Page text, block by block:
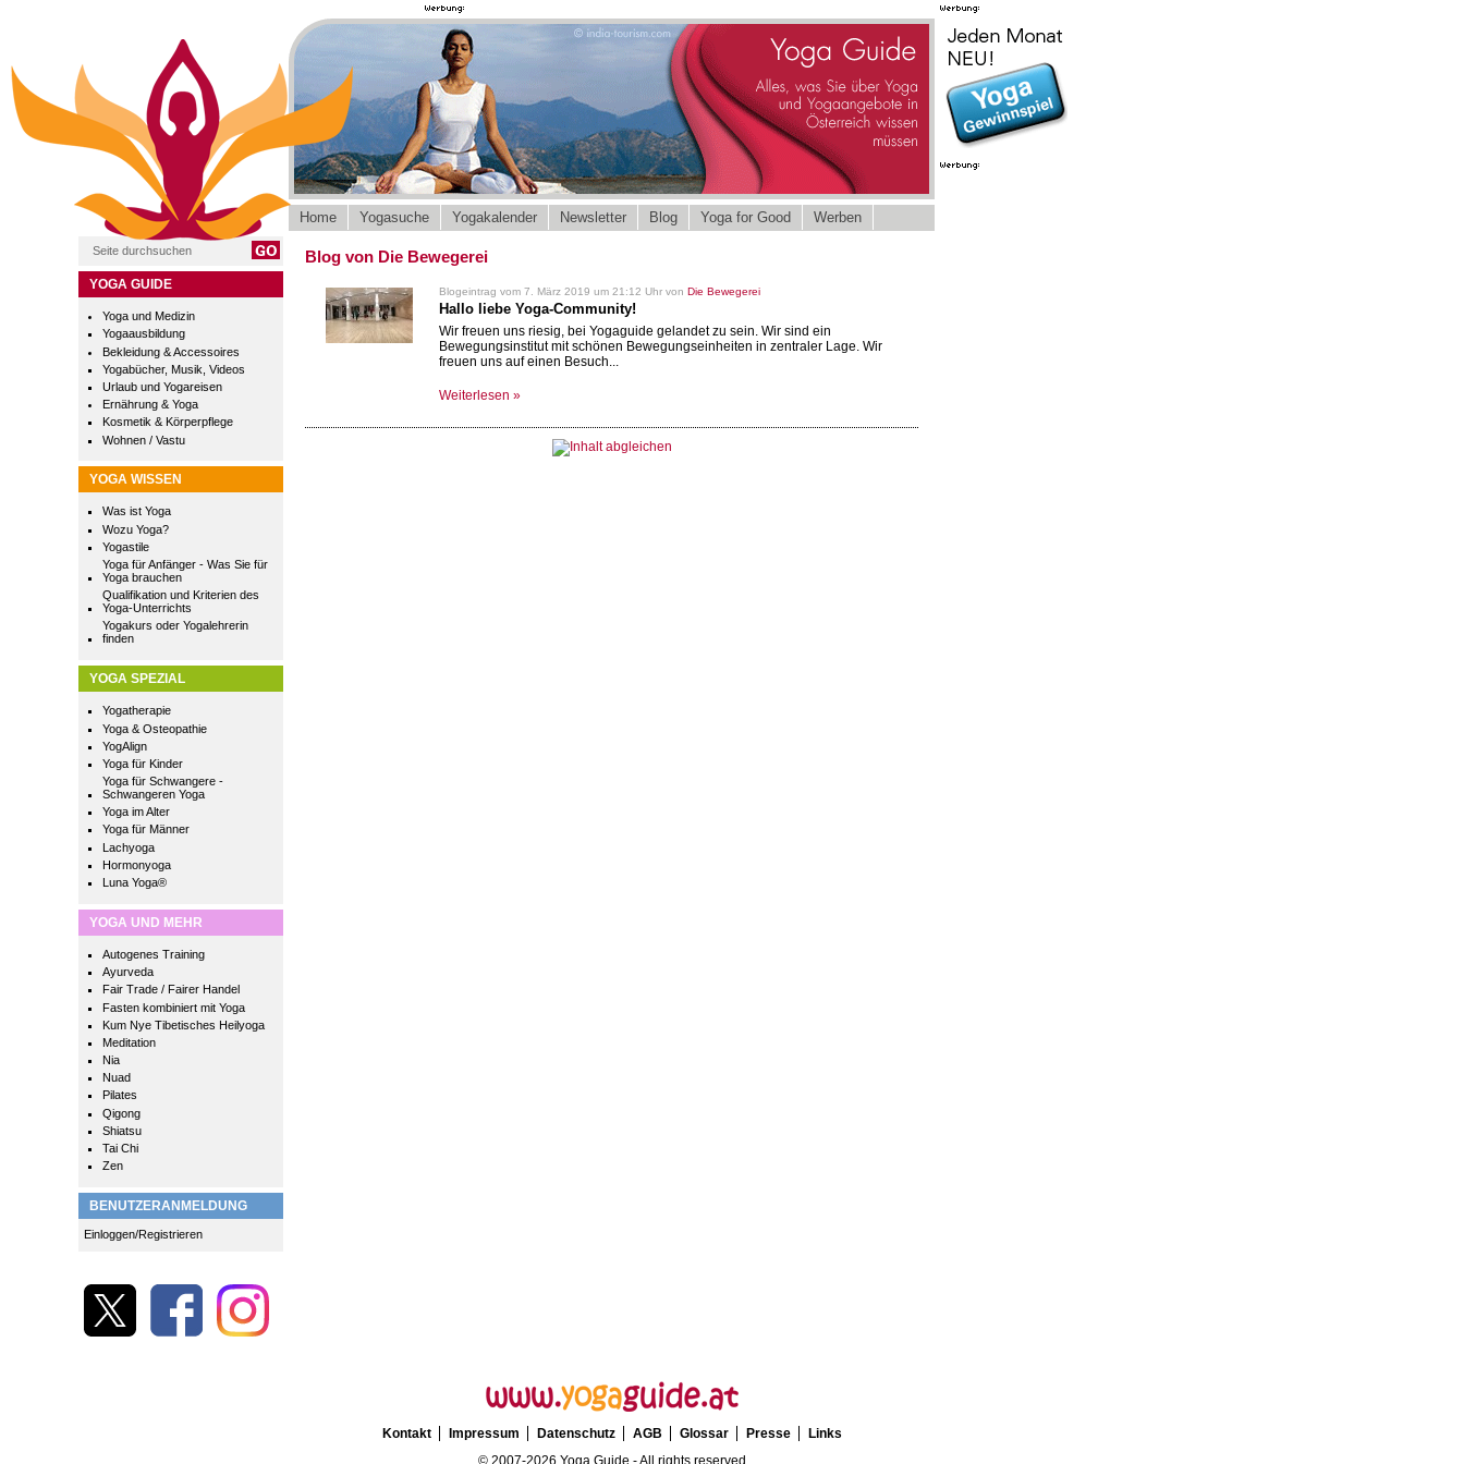
YOGA GUIDE
Yoga und Medizin
Yogaausbildung
Bekleidung & Accessoires
Yogabücher, Musik, Videos
Urlaub und Yogareisen
Ernährung & Yoga
Kosmetik & Körperpflege
Wohnen / Vastu
YOGA WISSEN
Was ist Yoga
Wozu Yoga?
Yogastile
Yoga für Anfänger - Was Sie für
Yoga brauchen
Qualifikation und Kriterien des
Yoga-Unterrichts
Yogakurs oder Yogalehrerin
finden
YOGA SPEZIAL
Yogatherapie
Yoga & Osteopathie
YogAlign
Yoga für Kinder
Yoga für Schwangere -
Schwangeren Yoga
Yoga im Alter
Yoga für Männer
Lachyoga
Hormonyoga
Luna Yoga®
YOGA UND MEHR
Autogenes Training
Ayurveda
Fair Trade / Fairer Handel
Fasten kombiniert mit Yoga
Kum Nye Tibetisches Heilyoga
Meditation
Nia
Nuad
Pilates
Qigong
Shiatsu
Tai Chi
Zen
BENUTZERANMELDUNG
Einloggen/Registrieren
Home Yogasuche Yogakalender Newsletter Blog Yoga for Good Werben
Blog von Die Bewegerei
Blogeintrag vom 7. März 2019 um 21:12 Uhr von Die Bewegerei
Hallo liebe Yoga-Community!
Wir freuen uns riesig, bei Yogaguide gelandet zu sein. Wir sind ein
Bewegungsinstitut mit schönen Bewegungseinheiten in zentraler Lage. Wir
freuen uns auf einen Besuch...
Weiterlesen »
Kontakt Impressum Datenschutz AGB Glossar Presse
Links
© 2007-2026 Yoga Guide - All rights reserved